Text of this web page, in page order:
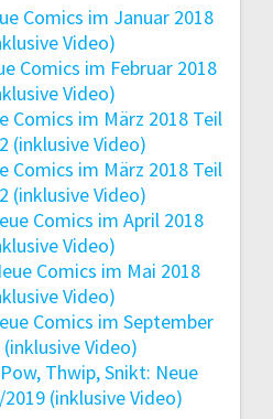
Comics im Januar 2018
Video)
Comics im Februar 2018
Video)
Comics im März 2018 Teil
(inklusive Video)
Comics im März 2018 Teil
(inklusive Video)
Comics im April 2018
Video)
Comics im Mai 2018
Video)
Comics im September
(inklusive Video)
Thwip, Snikt: Neue
(inklusive Video)